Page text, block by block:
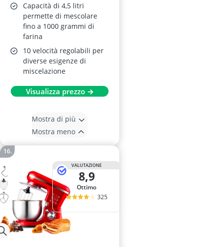
Capacità di 4,5 litri
permette di mescolare
fino a 1000 grammi di
farina
10 velocità regolabili per
diverse esigenze di
miscelazione
Visualizza prezzo →
Mostra di più
Mostra meno
VALUTAZIONE
8,9
Ottimo
325